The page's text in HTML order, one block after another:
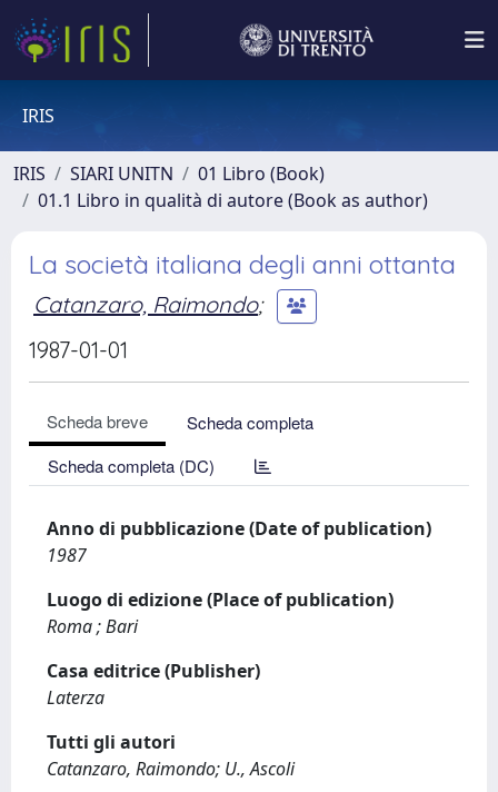
IRIS
IRIS SIARI UNITN
01 Libro (Book)
01.1 Libro in qualità di autore (Book as author)
La società italiana degli anni ottanta
Catanzaro, Raimondo;
1987-01-01
Scheda breve
Scheda completa
Scheda completa (DC)
Anno di pubblicazione (Date of publication)
1987
Luogo di edizione (Place of publication)
Roma ; Bari
Casa editrice (Publisher)
Laterza
Tutti gli autori
Catanzaro, Raimondo; U., Ascoli